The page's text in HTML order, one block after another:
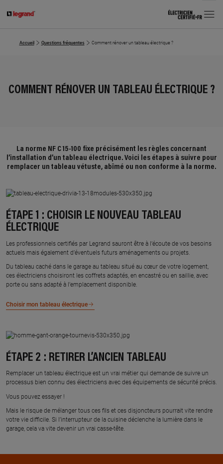
MENU
Accueil Questions fréquentes Comment rénover un tableau électrique ?
COMMENT RÉNOVER UN TABLEAU ÉLECTRIQUE ?
La norme NF C 15-100 fixe précisément les règles concernant
l’installation d’un tableau électrique. Voici les étapes à suivre pour
remplacer un tableau vétuste, abîmé ou non conforme à la norme.
ÉTAPE 1 : CHOISIR LE NOUVEAU TABLEAU
ÉLECTRIQUE
Les professionnels certifiés par Legrand sauront être à l’écoute de vos besoins
actuels mais également d’éventuels futurs aménagements ou projets.
Du tableau caché dans le garage au tableau situé au cœur de votre logement,
ces électriciens choisiront les coffrets adaptés, en encastré ou en saillie, avec
porte ou sans adapté à l’emplacement disponible.
Choisir mon tableau électrique
ÉTAPE 2 : RETIRER L’ANCIEN TABLEAU
Remplacer un tableau électrique est un vrai métier qui demande de suivre un
processus bien connu des électriciens avec des équipements de sécurité précis.
Vous pouvez essayer !
Mais le risque de mélanger tous ces fils et ces disjoncteurs pourrait vite rendre
votre vie difficile. Si l’interrupteur de la cuisine déclenche la lumière dans le
garage, cela va vite devenir un vrai casse-tête.